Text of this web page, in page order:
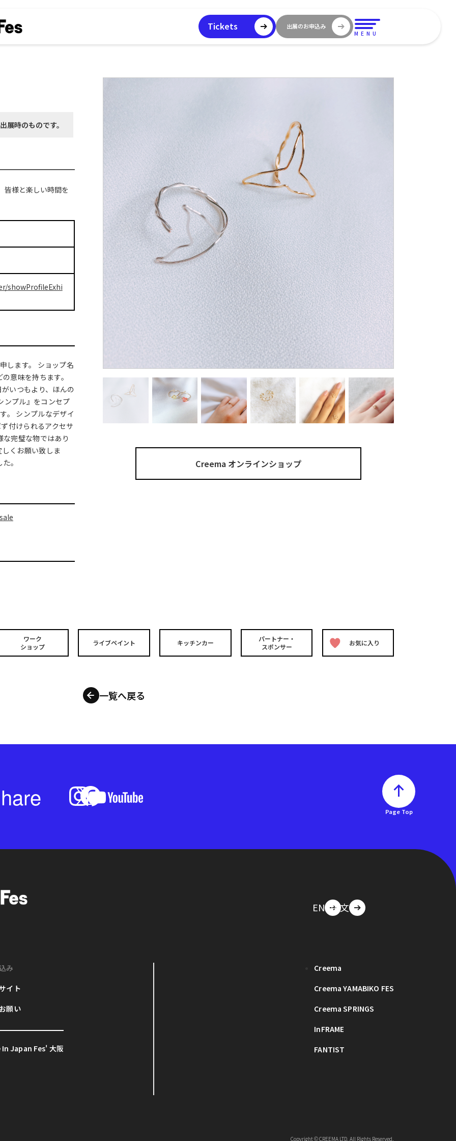
Tickets 出展のお申込み
MENU
展時のものです。
皆様と楽しい時間を
showProfileExhi
します。 ショップ名
意味を持ちます。
いつもより、ほんの
プル』をコンセプ
。 シンプルなデザイ
付けられるアクセサ
完璧な物ではあり
くお願い致しま
。
Creema オンラインショップ
ワーク
ショップ
ライブペイント キッチンカー
パートナー・
スポンサー
お気に入り
一覧へ戻る
Page Top
EN 中文
み
イト
願い
Japan Fes' 大阪
Creema
Creema YAMABIKO FES
Creema SPRINGS
InFRAME
FANTIST
Copyright © CREEMA LTD. All Rights Reserved.